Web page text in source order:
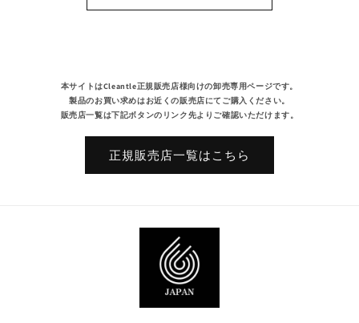
本サイトはCleantle正規販売店様向けの卸売専用ページです。
製品のお買い求めはお近くの販売店にてご購入ください。
販売店一覧は下記ボタンのリンク先よりご確認いただけます。
正規販売店一覧はこちら